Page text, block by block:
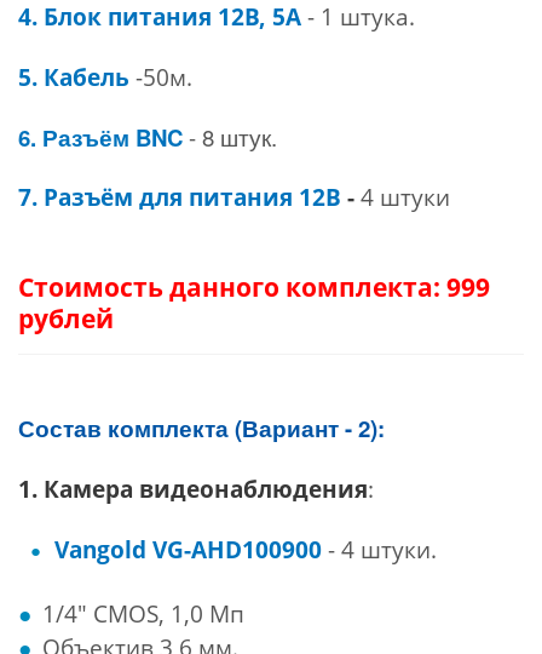
4. Блок питания 12В, 5А - 1 штука.
5. Кабель -50м.
6. Разъём BNC- 8 штук.
7. Разъём для питания 12В - 4 штуки
Стоимостьданного комплекта: 999
рублей
Состав комплекта (Вариант - 2):
1. Камера видеонаблюдения:
Vangold VG-AHD100900 - 4 штуки.
1/4" CMOS, 1,0 Мп
Объектив 3,6 мм.